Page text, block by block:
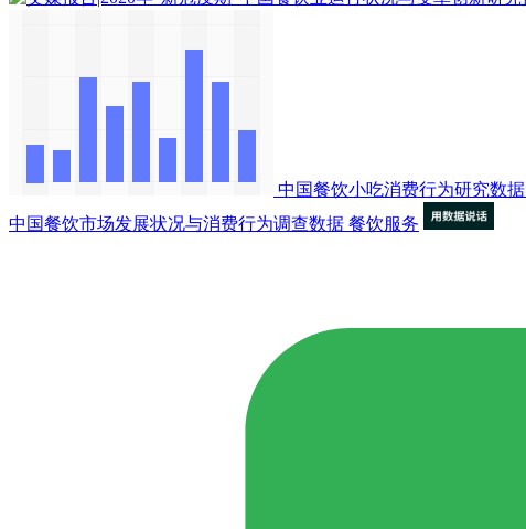
中国餐饮小吃消费行为研究数据
中国餐饮市场发展状况与消费行为调查数据 餐饮服务